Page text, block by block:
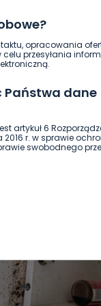
opracowania
przesyłania
Państwa dane
artykuł 6
2016 r. w sprawie
swobodnego
lub
(63-400) przy
jak również nie są
ŚWIĘTYCH